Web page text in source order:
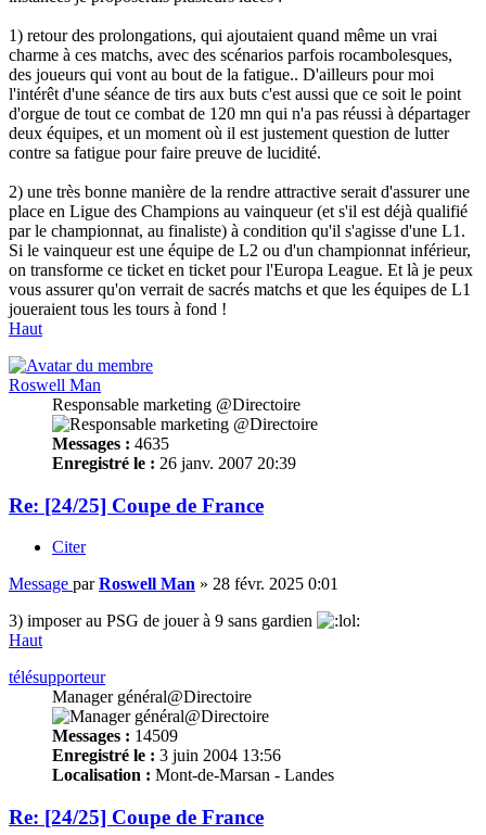
1) retour des prolongations, qui ajoutaient quand même un vrai
charme à ces matchs, avec des scénarios parfois rocambolesques,
des joueurs qui vont au bout de la fatigue.. D'ailleurs pour moi
l'intérêt d'une séance de tirs aux buts c'est aussi que ce soit le point
d'orgue de tout ce combat de 120 mn qui n'a pas réussi à départager
deux équipes, et un moment où il est justement question de lutter
contre sa fatigue pour faire preuve de lucidité.
2) une très bonne manière de la rendre attractive serait d'assurer une
place en Ligue des Champions au vainqueur (et s'il est déjà qualifié
par le championnat, au finaliste) à condition qu'il s'agisse d'une L1.
Si le vainqueur est une équipe de L2 ou d'un championnat inférieur,
on transforme ce ticket en ticket pour l'Europa League. Et là je peux
vous assurer qu'on verrait de sacrés matchs et que les équipes de L1
joueraient tous les tours à fond !
Haut
Roswell Man
Responsable marketing @Directoire
Messages : 4635
Enregistré le : 26 janv. 2007 20:39
Re: [24/25] Coupe de France
Citer
Message parRoswell Man » 28 févr. 2025 0:01
3) imposer au PSG de jouer à 9 sans gardien
Haut
télésupporteur
Manager général@Directoire
Messages : 14509
Enregistré le : 3 juin 2004 13:56
Localisation : Mont-de-Marsan - Landes
Re: [24/25] Coupe de France